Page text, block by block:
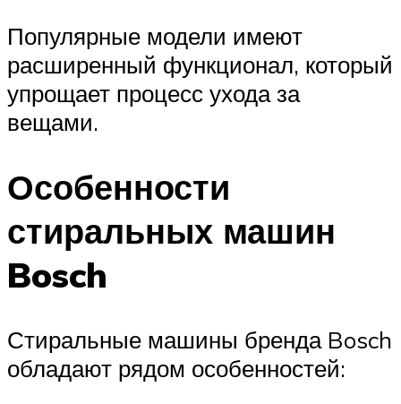
Популярные модели имеют
расширенный функционал, который
упрощает процесс ухода за
вещами.
Особенности
стиральных машин
Bosch
Стиральные машины бренда Bosch
обладают рядом особенностей: